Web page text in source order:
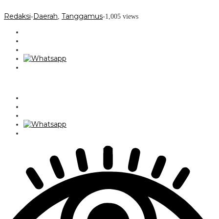
Redaksi-Daerah Tanggamus-1,005 views